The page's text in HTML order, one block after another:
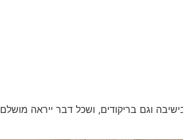
וגם בריקודים, ושכל דבר ייראה מושלם